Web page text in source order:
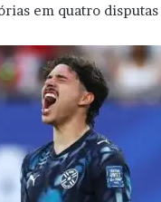
em quatro